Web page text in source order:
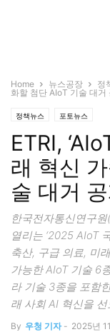
Home 뉴스공장 정
화할 첨단 AIoT 기술 대거
정책뉴스 포토뉴스
ETRI,
래 혁신
술 대거
한국전자통신연구
열리는 ‘2025 AIoT
축산, 구급 의료, 미
가능한 AIoT 기술 6
라 기술 3종을 포함
래 사회 AI 혁신을
By 우청 기자 - 2025년